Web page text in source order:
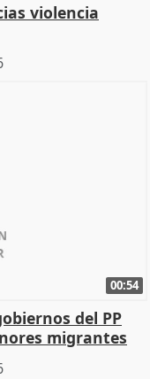
violencia
00:54
del PP
migrantes